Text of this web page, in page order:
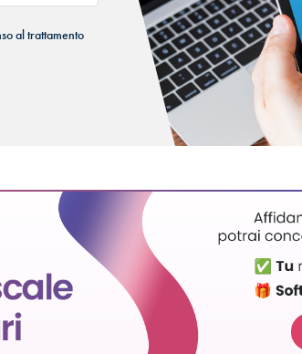
al trattamento